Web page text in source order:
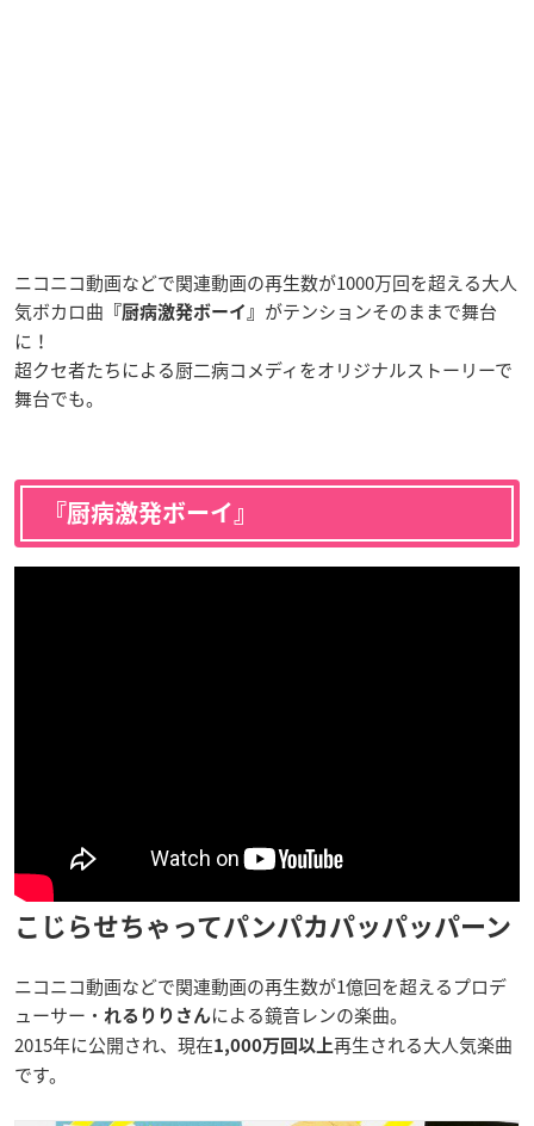
ニコニコ動画などで関連動画の再生数が1000万回を超える大人
気ボカロ曲 『厨病激発ボーイ』 がテンションそのままで舞台
に！
超クセ者たちによる厨二病コメディをオリジナルストーリーで
舞台でも。
『厨病激発ボーイ』
こじらせちゃってパンパカパッパッパーン
ニコニコ動画などで関連動画の再生数が1億回を超えるプロデ
ューサー・ れるりりさんによる鏡音レンの楽曲。
2015年に公開され、現在1,000万回以上再生される大人気楽曲
です。